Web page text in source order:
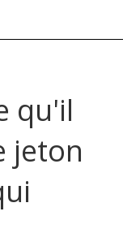
qu'il
jeton